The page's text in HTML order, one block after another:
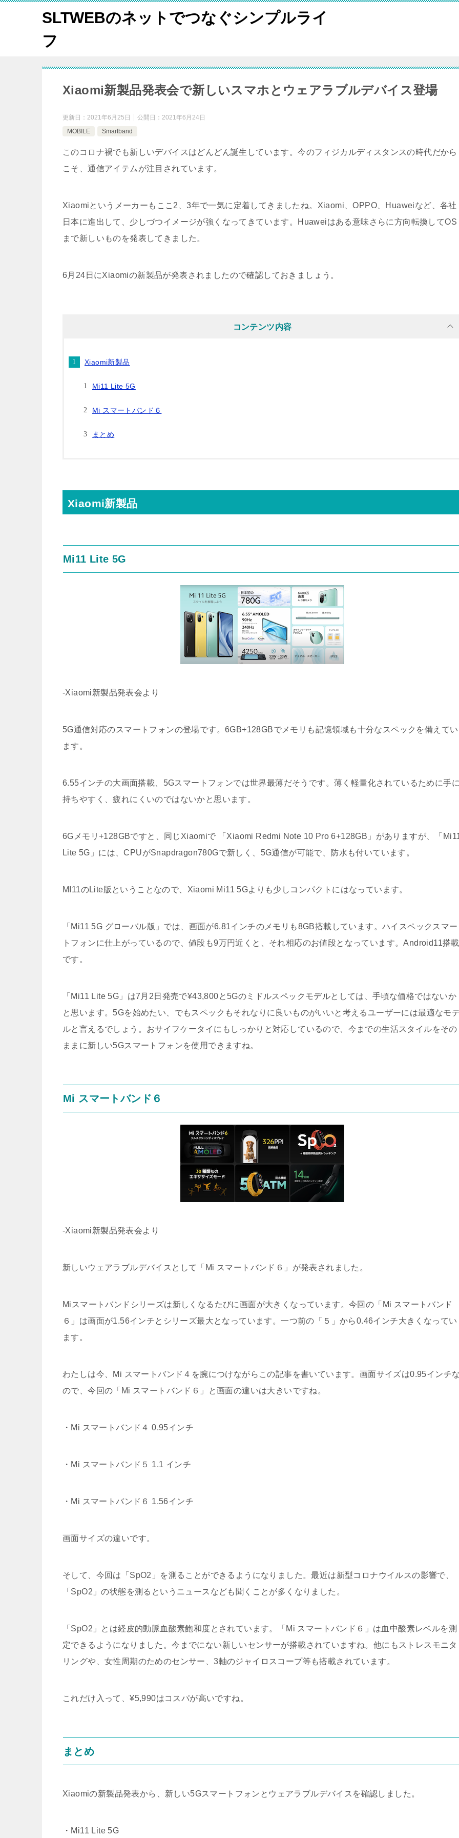
SLTWEBのネットでつなぐシンプルライ
フ
Xiaomi新製品発表会で新しいスマホとウェアラブルデバイス登場
更新日： 2021年6月25日 公開日： 2021年6月24日
MOBILE
Smartband
このコロナ禍でも新しいデバイスはどんどん誕生しています。今のフィジカルディスタンスの時代だから
こそ、通信アイテムが注目されています。
Xiaomiというメーカーもここ2、3年で一気に定着してきましたね。Xiaomi、OPPO、Huaweiなど、各社
日本に進出して、少しづつイメージが強くなってきています。Huaweiはある意味さらに方向転換してOS
まで新しいものを発表してきました。
6月24日にXiaomiの新製品が発表されましたので確認しておきましょう。
コンテンツ内容
Xiaomi新製品
Mi11 Lite 5G
Mi スマートバンド６
まとめ
Xiaomi新製品
Mi11 Lite 5G
-Xiaomi新製品発表会より
5G通信対応のスマートフォンの登場です。6GB+128GBでメモリも記憶領域も十分なスペックを備えてい
ます。
6.55インチの大画面搭載、5Gスマートフォンでは世界最薄だそうです。薄く軽量化されているために手
持ちやすく、疲れにくいのではないかと思います。
6Gメモリ+128GBですと、同じXiaomiで 「Xiaomi Redmi Note 10 Pro 6+128GB」がありますが、「
Lite 5G」には、CPUがSnapdragon780Gで新しく、5G通信が可能で、防水も付いています。
MI11のLite版ということなので、Xiaomi Mi11 5Gよりも少しコンパクトにはなっています。
「Mi11 5G グローバル版」では、画面が6.81インチのメモリも8GB搭載しています。ハイスペックスマー
トフォンに仕上がっているので、値段も9万円近くと、それ相応のお値段となっています。Android11搭載
です。
「Mi11 Lite 5G」は7月2日発売で¥43,800と5Gのミドルスペックモデルとしては、手頃な価格ではないか
と思います。5Gを始めたい、でもスペックもそれなりに良いものがいいと考えるユーザーには最適なモ
ルと言えるでしょう。おサイフケータイにもしっかりと対応しているので、今までの生活スタイルをその
ままに新しい5Gスマートフォンを使用できますね。
Mi スマートバンド６
-Xiaomi新製品発表会より
新しいウェアラブルデバイスとして「Mi スマートバンド６」が発表されました。
Miスマートバンドシリーズは新しくなるたびに画面が大きくなっています。今回の「Mi スマートバンド
６」は画面が1.56インチとシリーズ最大となっています。一つ前の「５」から0.46インチ大きくなってい
ます。
わたしは今、Mi スマートバンド４を腕につけながらこの記事を書いています。画面サイズは0.95インチ
ので、今回の「Mi スマートバンド６」と画面の違いは大きいですね。
・Mi スマートバンド４ 0.95インチ
・Mi スマートバンド５ 1.1 インチ
・Mi スマートバンド６ 1.56インチ
画面サイズの違いです。
そして、今回は「SpO2」を測ることができるようになりました。最近は新型コロナウイルスの影響で、
「SpO2」の状態を測るというニュースなども聞くことが多くなりました。
「SpO2」とは経皮的動脈血酸素飽和度とされています。「Mi スマートバンド６」は血中酸素レベルを測
定できるようになりました。今までにない新しいセンサーが搭載されていますね。他にもストレスモニタ
リングや、女性周期のためのセンサー、3軸のジャイロスコープ等も搭載されています。
これだけ入って、¥5,990はコスパが高いですね。
まとめ
Xiaomiの新製品発表から、新しい5Gスマートフォンとウェアラブルデバイスを確認しました。
・Mi11 Lite 5G